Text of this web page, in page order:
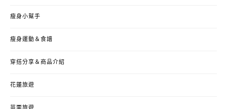
瘦身小幫手
瘦身運動＆食譜
穿搭分享＆商品介紹
花蓮旅遊